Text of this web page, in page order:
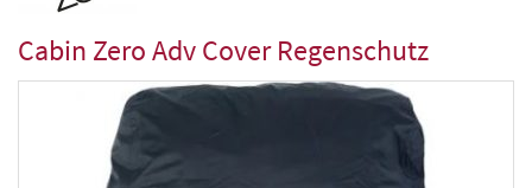
Cabin ZeroAdv Cover Regenschutz